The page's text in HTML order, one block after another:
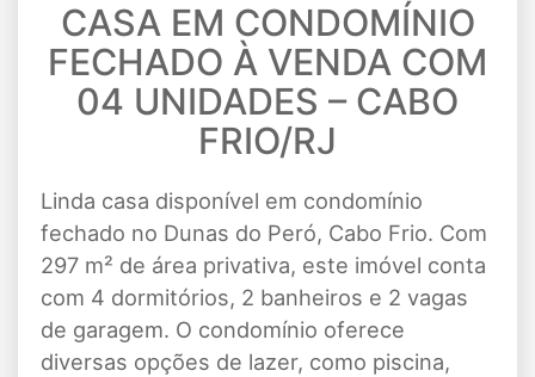
CASA EM CONDOMÍNIO
FECHADO À VENDA COM
04 UNIDADES – CABO
FRIO/RJ
Linda casa disponível em condomínio
fechado no Dunas do Peró, Cabo Frio. Com
297 m² de área privativa, este imóvel conta
com 4 dormitórios, 2 banheiros e 2 vagas
de garagem. O condomínio oferece
diversas opções de lazer, como piscina,